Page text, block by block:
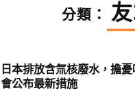
分類：
日本排放含氚核廢水，擔
會公布最新措施